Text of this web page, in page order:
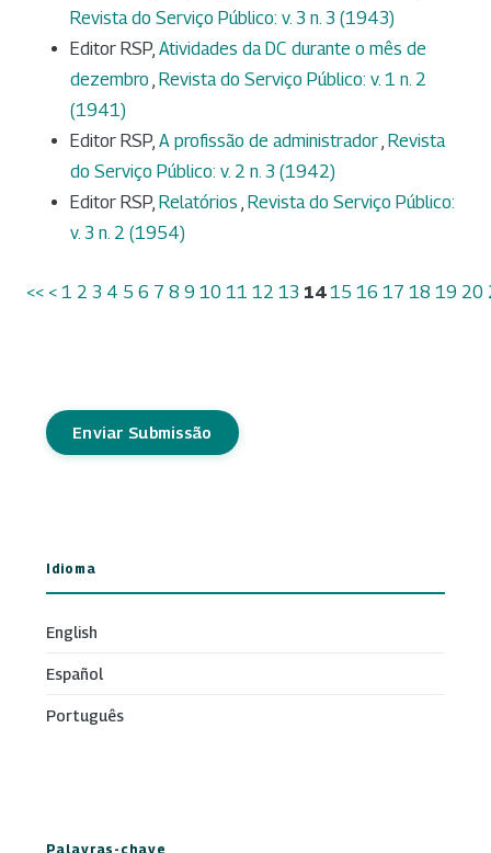
Revista do Serviço Público: v. 3 n. 3 (1943)
Editor RSP, Atividades da DC durante o mês de
dezembro , Revista do Serviço Público: v. 1 n. 2
(1941)
Editor RSP, A profissão de administrador, Revista
do Serviço Público: v. 2 n. 3 (1942)
Editor RSP, Relatórios , Revista do Serviço Público:
v. 3 n. 2 (1954)
<< < 1 2 3 4 5 6 7 8 9 10 11 12 13 14 15 16 17 18 19 20
Enviar Submissão
Idioma
English
Español
Português
Palavras-chave